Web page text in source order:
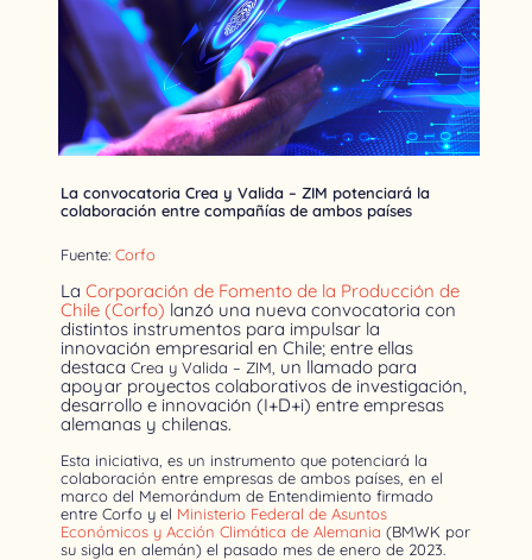
La convocatoria Crea y Valida – ZIM potenciará la
colaboración entre compañías de ambos países
Fuente: Corfo
La Corporación de Fomento de la Producción de
Chile (Corfo) lanzó una nueva convocatoria con
distintos instrumentos para impulsar la
innovación empresarial en Chile; entre ellas
destaca Crea y Valida – ZIM un llamado para
apoyar proyectos colaborativos de investigación,
desarrollo e innovación (I+D+i) entre empresas
alemanas y chilenas.
Esta iniciativa, es un instrumento que potenciará la
colaboración entre empresas de ambos países, en el
marco del Memorándum de Entendimiento firmado
entre Corfo y el Ministerio Federal de Asuntos
Económicos y Acción Climática de Alemania (BMWK por
su sigla en alemán) el pasado mes de enero de 2023.